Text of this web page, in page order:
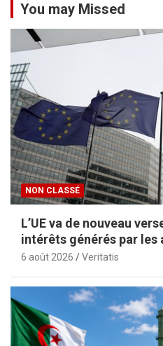
You may Missed
NON CLASSÉ
L’UE va de nouveau
intérêts générés par les
6 août 2026 Veritatis